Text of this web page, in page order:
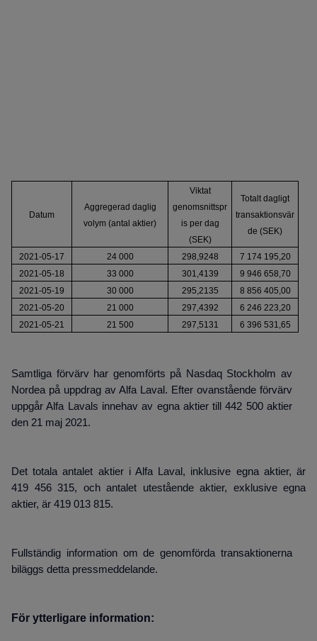
Datum
Aggregerad daglig
volym (antal aktier)
Viktat
genomsnittspr
is per dag
(SEK)
Totalt dagligt
transaktionsvär
de (SEK)
2021-05-17 24 000 298,9248
7 174 195,20
2021-05-18
33 000 301,4139
9 946 658,70
2021-05-19
30 000 295,2135
8 856 405,00
2021-05-20
21 000 297,4392
6 246 223,20
2021-05-21
21 500 297,5131 6 396 531,65
Samtliga förvärv har genomförts på Nasdaq Stockholm av
Nordea på uppdrag av Alfa Laval. Efter ovanstående förvärv
uppgår Alfa Lavals innehav av egna aktier till 442 500 aktier
den 21 maj 2021.
Det totala antalet aktier i Alfa Laval, inklusive egna aktier, är
419 456 315, och antalet utestående aktier, exklusive egna
aktier, är 419 013 815.
Fullständig information om de genomförda transaktionerna
biläggs detta pressmeddelande.
För ytterligare information: